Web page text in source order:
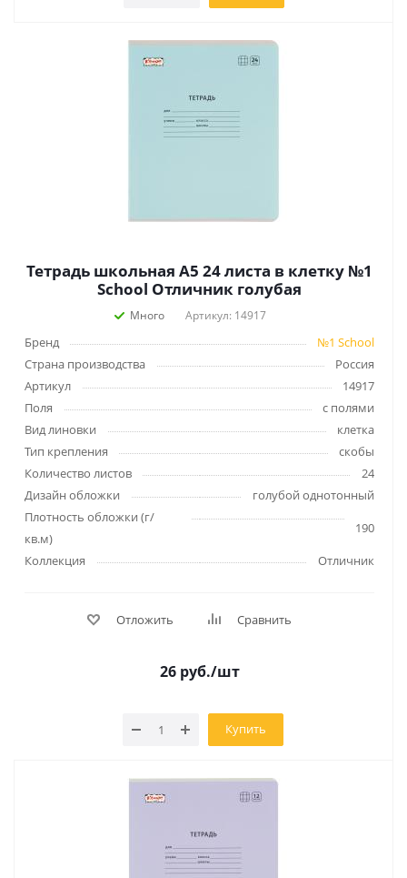
Тетрадь школьная А5 24 листа в клетку №1
School Отличник голубая
Много Артикул: 14917
Бренд
№1 School
Страна производства
Россия
Артикул
14917
Поля
с полями
Вид линовки
клетка
Тип крепления
скобы
Количество листов
24
Дизайн обложки
голубой однотонный
Плотность обложки (г/
кв.м)
190
Коллекция
Отличник
Отложить Сравнить
26 руб./шт
Купить